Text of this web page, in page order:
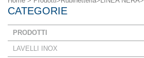
CATEGORIE
PRODOTTI
LAVELLI INOX